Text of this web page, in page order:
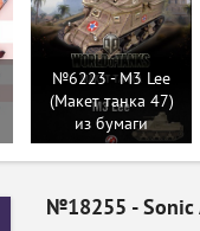
№6223 - M3 Lee
(Макет танка 47)
из бумаги
№18255 - Sonic